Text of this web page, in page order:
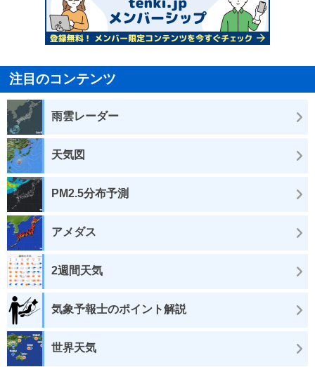
注目のコンテンツ
雨雲レーダー
天気図
PM2.5分布予測
アメダス
2週間天気
気象予報士のポイント解説
世界天気